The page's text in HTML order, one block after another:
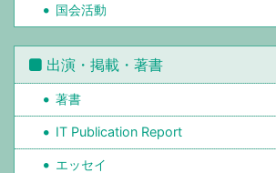
国会活動
出演・掲載・著書
著書
IT Publication Report
エッセイ